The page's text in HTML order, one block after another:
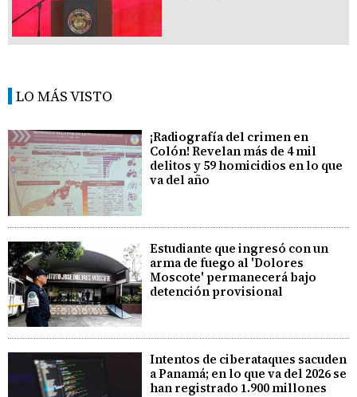
LO MÁS VISTO
¡Radiografía del crimen en
Colón! Revelan más de 4 mil
delitos y 59 homicidios en lo que
va del año
Estudiante que ingresó con un
arma de fuego al 'Dolores
Moscote' permanecerá bajo
detención provisional
Intentos de ciberataques sacuden
a Panamá; en lo que va del 2026 se
han registrado 1.900 millones